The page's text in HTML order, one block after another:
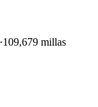
109,679 millas